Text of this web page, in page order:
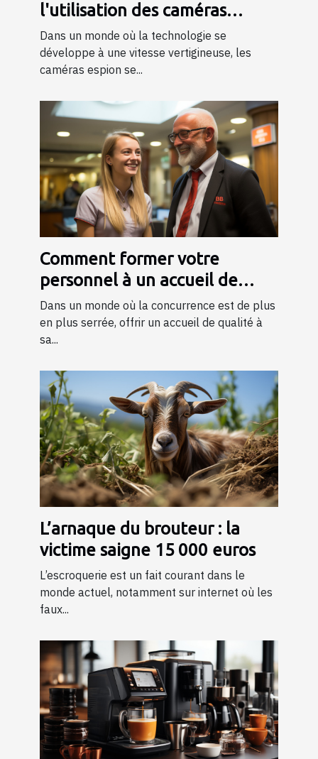
l'utilisation des caméras
espion dans la société
Dans un monde où la technologie se
développe à une vitesse vertigineuse, les
caméras espion se...
Comment former votre
personnel à un accueil de
qualité ?
Dans un monde où la concurrence est de plus
en plus serrée, offrir un accueil de qualité à
sa...
L’arnaque du brouteur : la
victime saigne 15 000 euros
L’escroquerie est un fait courant dans le
monde actuel, notamment sur internet où les
faux...